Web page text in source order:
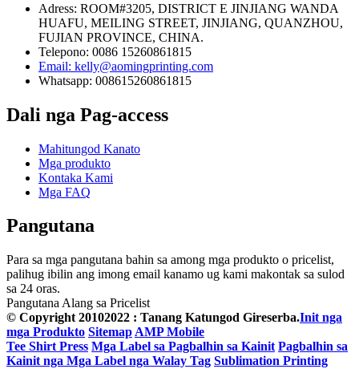
Adress: ROOM#3205, DISTRICT E JINJIANG WANDA
HUAFU, MEILING STREET, JINJIANG, QUANZHOU,
FUJIAN PROVINCE, CHINA.
Telepono: 0086 15260861815
Email: kelly@aomingprinting.com
Whatsapp: 008615260861815
Dali nga Pag-access
Mahitungod Kanato
Mga produkto
Kontaka Kami
Mga FAQ
Pangutana
Para sa mga pangutana bahin sa among mga produkto o pricelist,
palihug ibilin ang imong email kanamo ug kami makontak sa sulod
sa 24 oras.
Pangutana Alang sa Pricelist
© Copyright 20102022 : Tanang Katungod Gireserba.Init nga
mga Produkto Sitemap AMP Mobile
Tee Shirt Press Mga Label sa Pagbalhin sa Kainit Pagbalhin sa
Kainit nga Mga Label nga Walay Tag Sublimation Printing